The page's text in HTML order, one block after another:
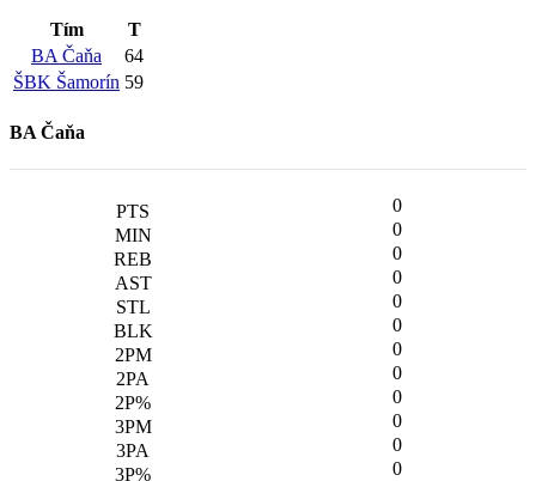
Tím
T
BA Čaňa
64
ŠBK Šamorín 59
BA Čaňa
0
0
0
0
0
0
0
0
0
0
0
0